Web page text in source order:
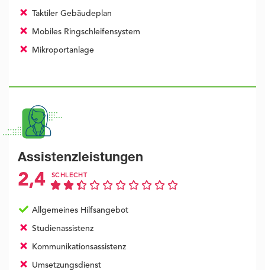
Taktiler Gebäudeplan
Mobiles Ringschleifensystem
Mikroportanlage
Assistenzleistungen
2,4 SCHLECHT
Allgemeines Hilfsangebot
Studienassistenz
Kommunikationsassistenz
Umsetzungsdienst